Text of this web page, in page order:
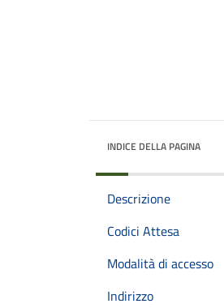
INDICE DELLA PAGINA
Descrizione
Codici Attesa
Modalità di accesso
Indirizzo